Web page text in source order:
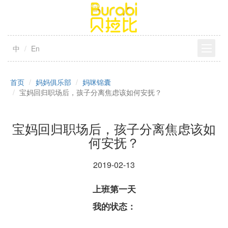
中 En
首页 妈妈俱乐部
妈咪锦囊
宝妈回归职场后，孩子分离焦虑该如何安抚？
宝妈回归职场后，孩子分离焦虑该如
何安抚？
2019-02-13
上班第一天
我的状态：